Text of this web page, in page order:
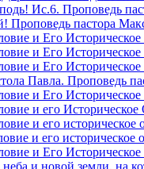
Ис.6. Проповедь
Проповедь пастора
и Его
и Его
и Его
Павла. Проповедь
и Его
и его
и его историческое
и его
и Его
и новой земли, на